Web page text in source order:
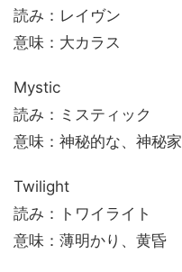
読み：レイヴン
意味：大カラス
Mystic
読み：ミスティック
意味：神秘的な、神秘家
Twilight
読み：トワイライト
意味：薄明かり、黄昏